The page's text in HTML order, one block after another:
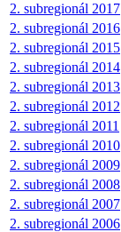
2. subregionál 2017
2. subregionál 2016
2. subregionál 2015
2. subregionál 2014
2. subregionál 2013
2. subregionál 2012
2. subregionál 2011
2. subregionál 2010
2. subregionál 2009
2. subregionál 2008
2. subregionál 2007
2. subregionál 2006